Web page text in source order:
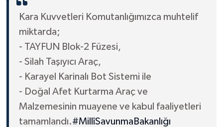
Kara Kuvvetleri Komutanlığımızca muhtelif
miktarda;
- TAYFUN Blok-2 Füzesi,
- Silah Taşıyıcı Araç,
- Karayel Karinalı Bot Sistemi ile
- Doğal Afet Kurtarma Araç ve
Malzemesinin muayene ve kabul faaliyetleri
tamamlandı.#MillîSavunmaBakanlığı